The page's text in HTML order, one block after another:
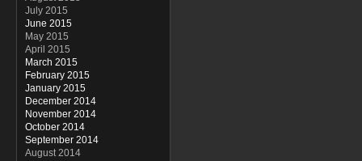
July 2015
June 2015
May 2015
April 2015
March 2015
February 2015
January 2015
December 2014
November 2014
October 2014
September 2014
August 2014